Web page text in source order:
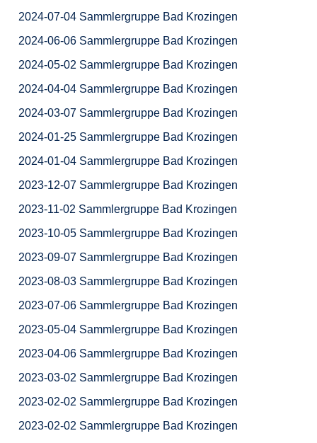
2024-07-04 Sammlergruppe Bad Krozingen
2024-06-06 Sammlergruppe Bad Krozingen
2024-05-02 Sammlergruppe Bad Krozingen
2024-04-04 Sammlergruppe Bad Krozingen
2024-03-07 Sammlergruppe Bad Krozingen
2024-01-25 Sammlergruppe Bad Krozingen
2024-01-04 Sammlergruppe Bad Krozingen
2023-12-07 Sammlergruppe Bad Krozingen
2023-11-02 Sammlergruppe Bad Krozingen
2023-10-05 Sammlergruppe Bad Krozingen
2023-09-07 Sammlergruppe Bad Krozingen
2023-08-03 Sammlergruppe Bad Krozingen
2023-07-06 Sammlergruppe Bad Krozingen
2023-05-04 Sammlergruppe Bad Krozingen
2023-04-06 Sammlergruppe Bad Krozingen
2023-03-02 Sammlergruppe Bad Krozingen
2023-02-02 Sammlergruppe Bad Krozingen
2023-02-02 Sammlergruppe Bad Krozingen